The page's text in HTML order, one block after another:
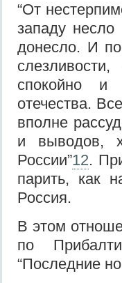
“От
западу несло
донесло. И
спокойно и
отечества.
вполне
и выводов,
России”12.
парить, как
Россия.
В этом
по
“Последние